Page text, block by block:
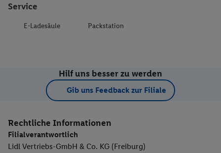
Service
E-Ladesäule Packstation
Hilf uns besser zu werden
Gib uns Feedback zur Filiale
Rechtliche Informationen
Filialverantwortlich
Lidl Vertriebs-GmbH & Co. KG (Freiburg)